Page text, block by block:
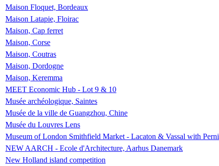
Maison Floquet, Bordeaux
Maison Latapie, Floirac
Maison, Cap ferret
Maison, Corse
Maison, Coutras
Maison, Dordogne
Maison, Keremma
MEET Economic Hub - Lot 9 & 10
Musée archéologique, Saintes
Musée de la ville de Guangzhou, Chine
Musée du Louvres Lens
Museum of London Smithfield Market - Lacaton & Vassal with
NEW AARCH - Ecole d'Architecture, Aarhus Danemark
New Holland island competition